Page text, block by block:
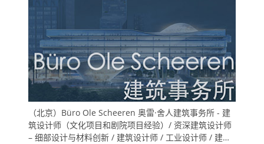
（北京）Büro Ole Scheeren 奥雷·舍人建筑事务所 - 建
筑设计师（文化项目和剧院项目经验）/ 资深建筑设计师
– 细部设计与材料创新 / 建筑设计师 / 工业设计师 / 建筑